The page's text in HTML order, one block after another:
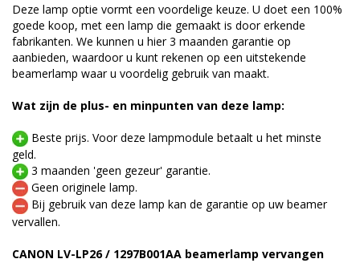
Deze lamp optie vormt een voordelige keuze. U doet een 100%
goede koop, met een lamp die gemaakt is door erkende
fabrikanten. We kunnen u hier 3 maanden garantie op
aanbieden, waardoor u kunt rekenen op een uitstekende
beamerlamp waar u voordelig gebruik van maakt.
Wat zijn de plus- en minpunten van deze lamp:
Beste prijs. Voor deze lampmodule betaalt u het minste
geld.
3 maanden 'geen gezeur' garantie.
Geen originele lamp.
Bij gebruik van deze lamp kan de garantie op uw beamer
vervallen.
CANON LV-LP26 / 1297B001AA beamerlamp vervangen